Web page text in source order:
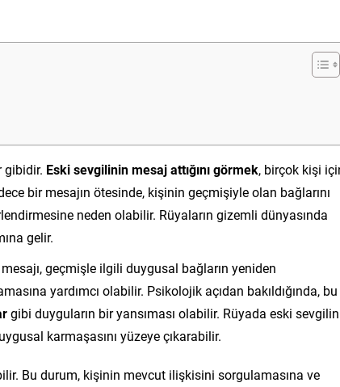
gibidir. Eski sevgilinin mesaj attığını görmek, birçok kişi
bir mesajın ötesinde, kişinin geçmişiyle olan bağlarını
neden olabilir. Rüyaların gizemli dünyasında
gelir.
geçmişle ilgili duygusal bağların yeniden
yardımcı olabilir. Psikolojik açıdan bakıldığında, bu
gibi duyguların bir yansıması olabilir. Rüyada eski
karmaşasını yüzeye çıkarabilir.
Bu durum, kişinin mevcut ilişkisini sorgulamasına ve